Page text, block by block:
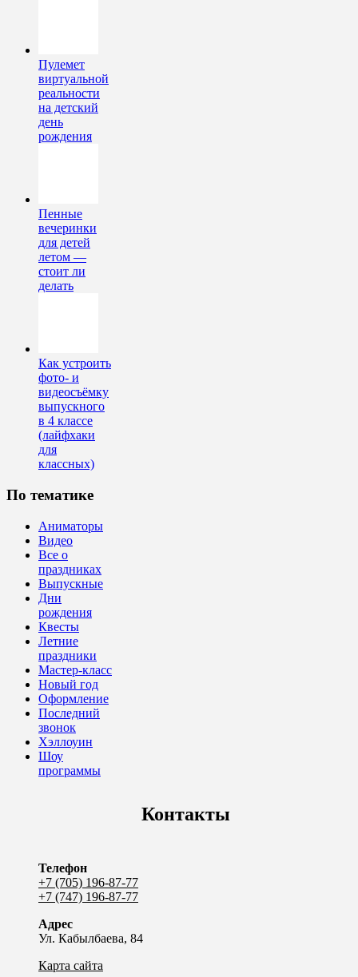
Пулемет
виртуальной
реальности
на детский
день
рождения
Пенные
вечеринки
для детей
летом —
стоит ли
делать
Как устроить
фото- и
видеосъёмку
выпускного
в 4 классе
(лайфхаки
для
классных)
По тематике
Аниматоры
Видео
Все о
праздниках
Выпускные
Дни
рождения
Квесты
Летние
праздники
Мастер-класс
Новый год
Оформление
Последний
звонок
Хэллоуин
Шоу
программы
Контакты
Телефон
+7 (705) 196-87-77
+7 (747) 196-87-77
Адрес
Ул. Кабылбаева, 84
Карта сайта